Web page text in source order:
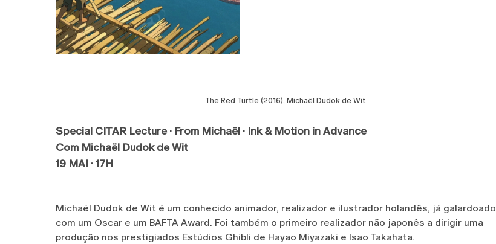
The Red Turtle (2016), Michaël Dudok de Wit
Special CITAR Lecture · From Michaël · Ink & Motion in Advance
Com Michaël Dudok de Wit
19 MAI · 17H
Michaël Dudok de Wit é um conhecido animador, realizador e ilustrador holandês, já galardoado
com um Oscar e um BAFTA Award. Foi também o primeiro realizador não japonês a dirigir uma
produção nos prestigiados Estúdios Ghibli de Hayao Miyazaki e Isao Takahata.